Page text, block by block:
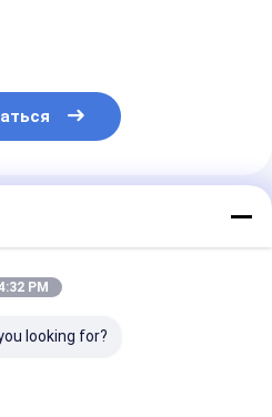
фольги
трубопроводов
PM
looking for?